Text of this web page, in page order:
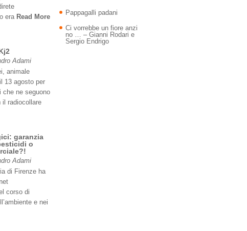
era Read More
Adami
animale
13 agosto per
che ne seguono
il radiocollare
garanzia
o
Adami
di Firenze ha
corso di
e nei
Pappagalli padani
Ci vorrebbe un fiore anzi
no … – Gianni Rodari e
Sergio Endrigo